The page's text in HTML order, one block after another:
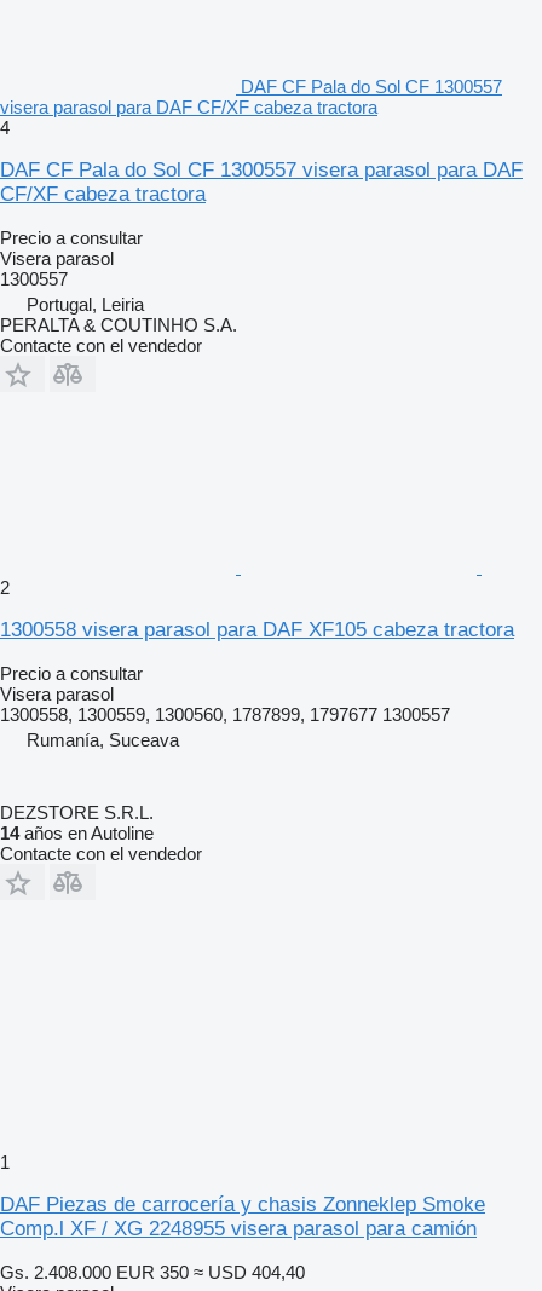
DAF CF Pala do Sol CF 1300557
visera parasol para DAF CF/XF cabeza tractora
4
DAF CF Pala do Sol CF 1300557 visera parasol para DAF
CF/XF cabeza tractora
Precio a consultar
Visera parasol
1300557
Portugal, Leiria
PERALTA & COUTINHO S.A.
Contacte con el vendedor
2
1300558 visera parasol para DAF XF105 cabeza tractora
Precio a consultar
Visera parasol
1300558, 1300559, 1300560, 1787899, 1797677 1300557
Rumanía, Suceava
DEZSTORE S.R.L.
14años en Autoline
Contacte con el vendedor
1
DAF Piezas de carrocería y chasis Zonneklep Smoke
Comp.l XF / XG 2248955 visera parasol para camión
Gs. 2.408.000 EUR 350 ≈ USD 404,40